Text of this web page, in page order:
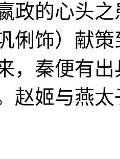
政的心头
俐饰）献
，秦便有
赵姬与燕